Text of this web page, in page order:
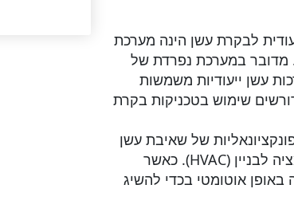
לבקרת עשן הינה מערכת
מדובר במערכת נפרדת של
עשן ייעודיות משמשות
שימוש בטכניקות בקרת
של שאיבת עשן
בניין יחד עם מערכות אחרות, כך לדוגמה, מערכת אוטומציה לבניין (HVAC). כאשר
אוטומטי בכדי להשיג